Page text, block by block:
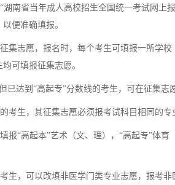
南省当年成人高校招生全国统一考试网上
便准确填报。
集志愿，报名时，每个考生可填报一所学
可填报征集志愿。
已达到“高起专”分数线的考生，可在征集志
考生，其征集志愿必须报考试科目相同的
报“高起本”艺术（文、理），“高起专”体
生，可以改填非医学门类专业志愿，报考